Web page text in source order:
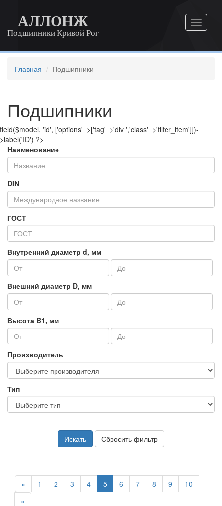
АЛЛОНЖ
Подшипники Кривой Рог
Главная Подшипники
Подшипники
field($model, 'id', ['options'=>['tag'=>'div ','class'=>'filter_item']])-
>label('ID') ?>
Наименование
DIN
ГОСТ
Внутренний диаметр d, мм
Внешний диаметр D, мм
Высота B1, мм
Производитель
Тип
Искать Сбросить фильтр
« 1 2 3 4 5 6 7 8 9
10
»